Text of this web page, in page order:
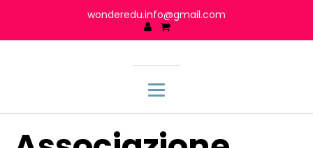
wonderedu.info@gmail.com